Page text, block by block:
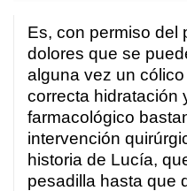
Es, con permiso del
dolores que se
alguna vez un
correcta hidratación
farmacológico
intervención
historia de Lucía,
pesadilla hasta que